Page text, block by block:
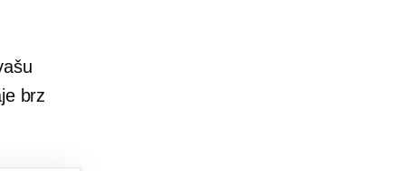
brz